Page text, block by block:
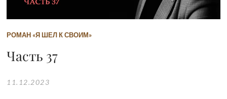
РОМАН «Я ШЕЛ К СВОИМ»
Часть 37
11.12.2023